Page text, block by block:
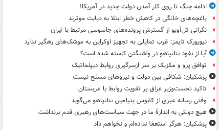
ادامه جنگ تا روی کار آمدن دولت جدید در آمریکا!
باغچه‌های خانگی در کاهش خطر ابتلا به دیابت موثرند
نگرانی تل‌آویو از گسترش پرونده‌های جاسوسی مرتبط با ایران
نیویورک تایمز: غرب تمایلی به تجهیز اوکراین به موشک‌های رهگیر ندارد
آیا از نفوذ نتانیاهو در واشنگتن کاسته شده است؟
توافق پرو و مکزیک بر سر ازسرگیری روابط دیپلماتیک
پزشکیان: شکافی بین دولت و نیروهای مسلح نیست
تاکید نخست‌وزیر عراق بر تقویت روابط با عربستان
وقتی رسانه عبری از کابوس بنیامین نتانیاهو می‌گوید
هیچ دولتی به اندازۀ ما در جهت سیاست‌های رهبری قدم برنداشت
پزشکیان: هرگز استعفا نداده‌ام و نخواهم داد